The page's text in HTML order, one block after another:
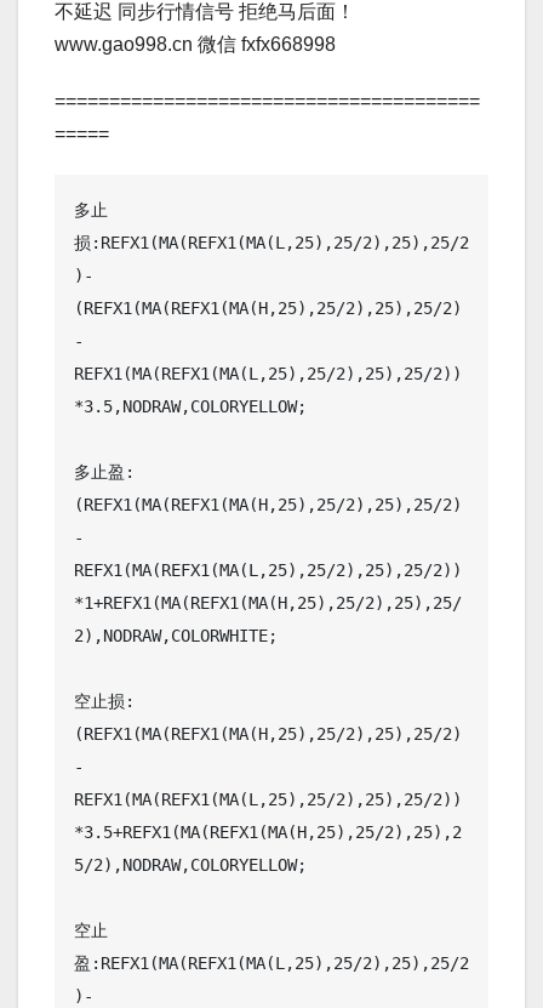
不延迟 同步行情信号 拒绝马后面！
www.gao998.cn 微信 fxfx668998
=======================================
=====
多止
损:REFX1(MA(REFX1(MA(L,25),25/2),25),25/2
)-
(REFX1(MA(REFX1(MA(H,25),25/2),25),25/2)
-
REFX1(MA(REFX1(MA(L,25),25/2),25),25/2))
*3.5,NODRAW,COLORYELLOW;
多止盈:
(REFX1(MA(REFX1(MA(H,25),25/2),25),25/2)
-
REFX1(MA(REFX1(MA(L,25),25/2),25),25/2))
*1+REFX1(MA(REFX1(MA(H,25),25/2),25),25/
2),NODRAW,COLORWHITE;
空止损:
(REFX1(MA(REFX1(MA(H,25),25/2),25),25/2)
-
REFX1(MA(REFX1(MA(L,25),25/2),25),25/2))
*3.5+REFX1(MA(REFX1(MA(H,25),25/2),25),2
5/2),NODRAW,COLORYELLOW;
空止
盈:REFX1(MA(REFX1(MA(L,25),25/2),25),25/2
)-